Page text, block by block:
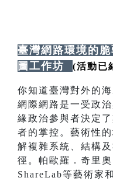
臺灣網路環境的
圖工作坊 (活動已
你知道臺灣對外的
網際網路是一受政
緣政治參與者決定
者的掌控。藝術性
解複雜系統、結構
徑。帕歐羅．奇里
ShareLab等藝術家